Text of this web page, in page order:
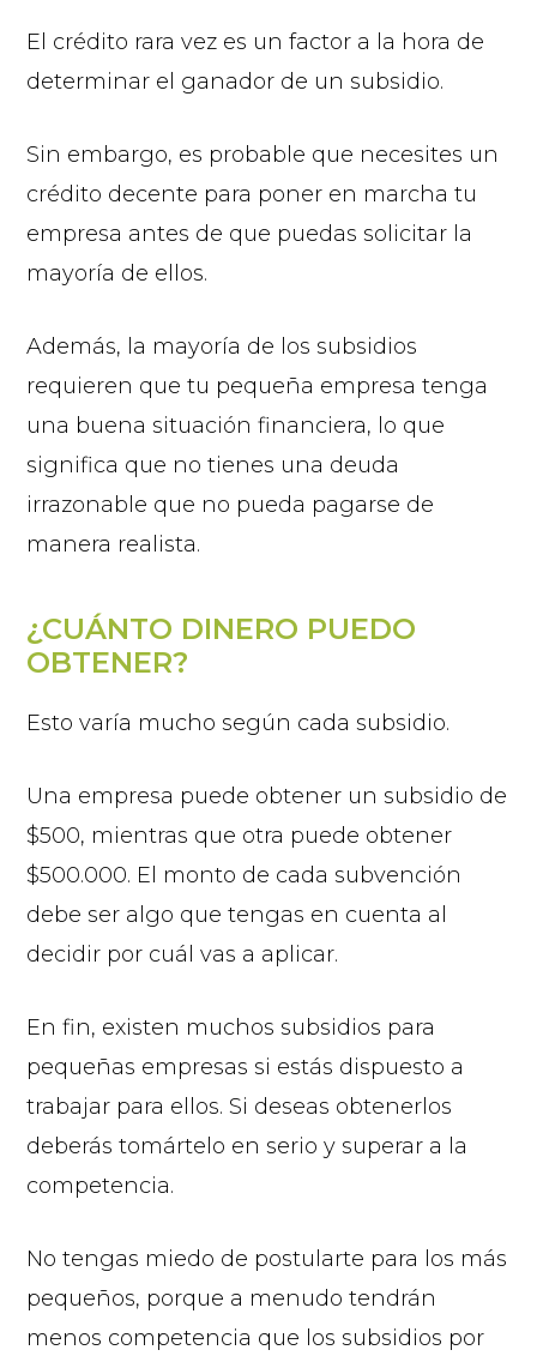
El crédito rara vez es un factor a la hora de
determinar el ganador de un subsidio.
Sin embargo, es probable que necesites un
crédito decente para poner en marcha tu
empresa antes de que puedas solicitar la
mayoría de ellos.
Además, la mayoría de los subsidios
requieren que tu pequeña empresa tenga
una buena situación financiera, lo que
significa que no tienes una deuda
irrazonable que no pueda pagarse de
manera realista.
¿CUÁNTO DINERO PUEDO
OBTENER?
Esto varía mucho según cada subsidio.
Una empresa puede obtener un subsidio de
$500, mientras que otra puede obtener
$500.000. El monto de cada subvención
debe ser algo que tengas en cuenta al
decidir por cuál vas a aplicar.
En fin, existen muchos subsidios para
pequeñas empresas si estás dispuesto a
trabajar para ellos. Si deseas obtenerlos
deberás tomártelo en serio y superar a la
competencia.
No tengas miedo de postularte para los más
pequeños, porque a menudo tendrán
menos competencia que los subsidios por